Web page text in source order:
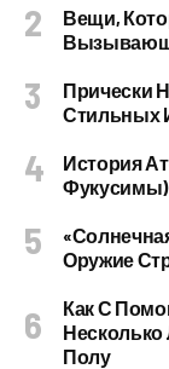
Вещи,
Прически
Стильных
История
Фукусимы)
Оружие
Как С
Полу